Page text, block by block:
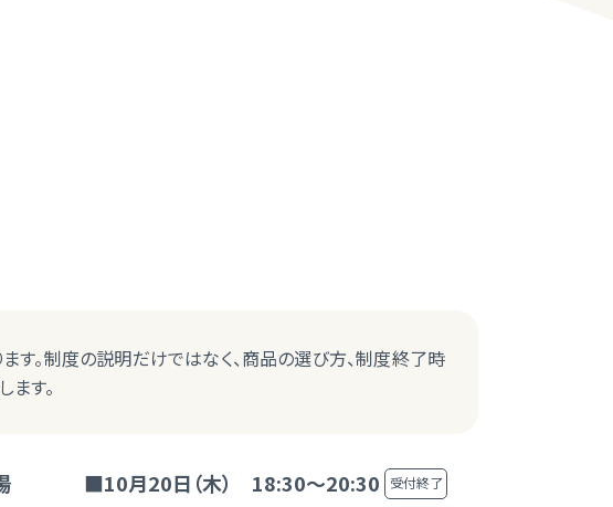
す。制度の説明だけではなく、商品の選び方、制度終了時
す。
■10月20日（木） 18:30～20:30 受付終了